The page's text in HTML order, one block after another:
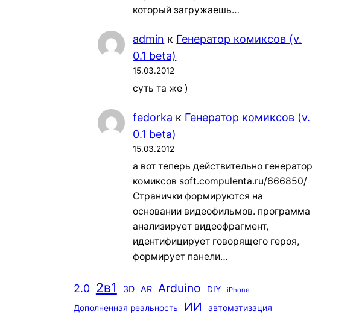
который загружаешь…
admin к Генератор комиксов (v.
0.1 beta)
15.03.2012
суть та же )
fedorka к Генератор комиксов (v.
0.1 beta)
15.03.2012
а вот теперь действительно генератор
комиксов soft.compulenta.ru/666850/
Странички формируются на
основании видеофильмов. программа
анализирует видеофрагмент,
идентифицирует говорящего героя,
формирует панели…
2.0 2в1 3D AR Arduino DIY iPhone
Дополненная реальность ИИ автоматизация